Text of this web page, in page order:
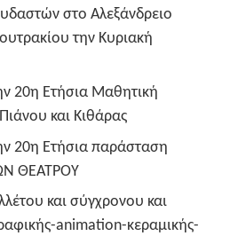
στο Αλεξάνδρειο
την Κυριακή
20η Ετήσια Μαθητική
και Κιθάρας
20η Ετήσια παράσταση
ΘΕΑΤΡΟΥ
και σύγχρονου και
animation-κεραμικής-